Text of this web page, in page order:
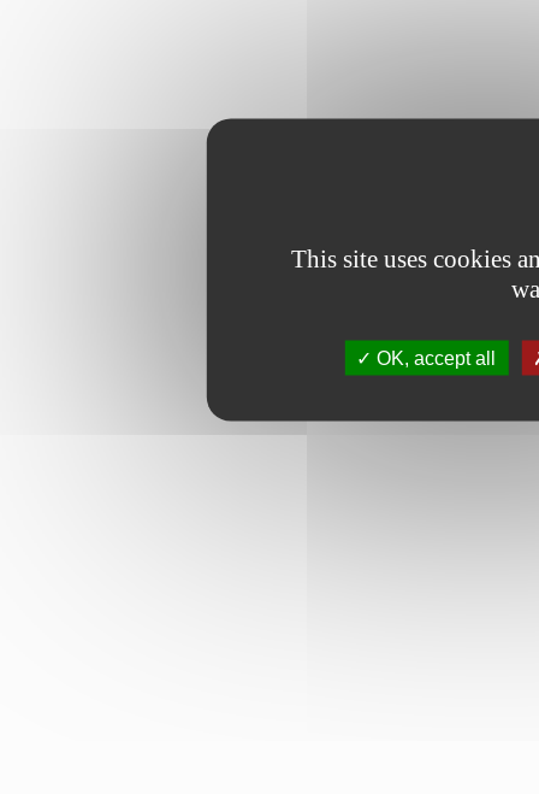
This site uses cookies
OK, accept all